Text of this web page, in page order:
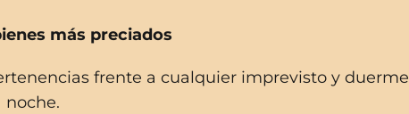
más preciados
frente a cualquier imprevisto y duerme
noche.